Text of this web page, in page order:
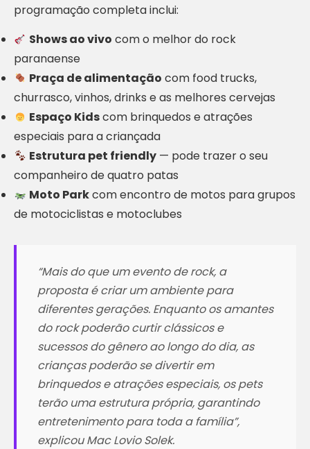
programação completa inclui:
Shows ao vivo com o melhor do rock
paranaense
Praça de alimentação com food trucks,
churrasco, vinhos, drinks e as melhores cervejas
Espaço Kidscom brinquedos e atrações
especiais para a criançada
Estrutura pet friendly — pode trazer o seu
companheiro de quatro patas
Moto Parkcom encontro de motos para grupos
de motociclistas e motoclubes
“Mais do que um evento de rock, a
proposta é criar um ambiente para
diferentes gerações. Enquanto os amantes
do rock poderão curtir clássicos e
sucessos do gênero ao longo do dia, as
crianças poderão se divertir em
brinquedos e atrações especiais, os pets
terão uma estrutura própria, garantindo
entretenimento para toda a família”,
explicou Mac Lovio Solek.